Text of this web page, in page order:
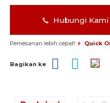
Hubungi Kami
Pemesanan lebih cepat! Quick
Bagikan ke